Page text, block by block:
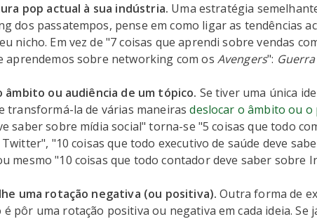
pop actual à sua indústria. Uma estratégia
dos passatempos, pense em como ligar as tendências
nicho. Em vez de "7 coisas que aprendi sobre vendas
aprendemos sobre networking com os Avengers":
âmbito ou audiência de um tópico. Se tiver uma única
transformá-la de várias maneirasdeslocar o âmbito ou o
saber sobre mídia social" torna-se "5 coisas que todo
"10 coisas que todo executivo de saúde deve
mesmo "10 coisas que todo contador deve saber sobre
uma rotação negativa (ou positiva). Outra forma de
pôr uma rotação positiva ou negativa em cada ideia. Se